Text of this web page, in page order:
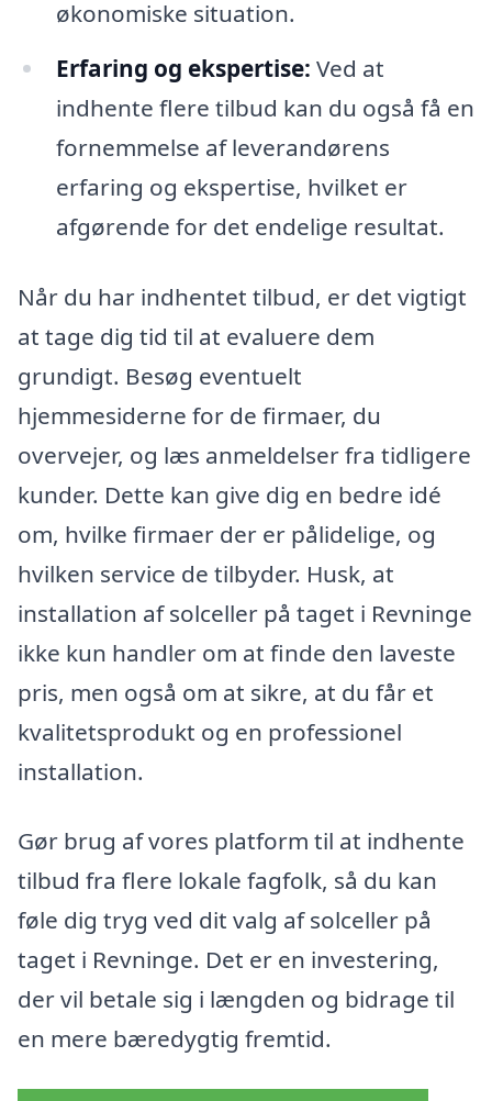
økonomiske situation.
Erfaring og ekspertise: Ved at
indhente flere tilbud kan du også få en
fornemmelse af leverandørens
erfaring og ekspertise, hvilket er
afgørende for det endelige resultat.
Når du har indhentet tilbud, er det vigtigt
at tage dig tid til at evaluere dem
grundigt. Besøg eventuelt
hjemmesiderne for de firmaer, du
overvejer, og læs anmeldelser fra tidligere
kunder. Dette kan give dig en bedre idé
om, hvilke firmaer der er pålidelige, og
hvilken service de tilbyder. Husk, at
installation af solceller på taget i Revninge
ikke kun handler om at finde den laveste
pris, men også om at sikre, at du får et
kvalitetsprodukt og en professionel
installation.
Gør brug af vores platform til at indhente
tilbud fra flere lokale fagfolk, så du kan
føle dig tryg ved dit valg af solceller på
taget i Revninge. Det er en investering,
der vil betale sig i længden og bidrage til
en mere bæredygtig fremtid.